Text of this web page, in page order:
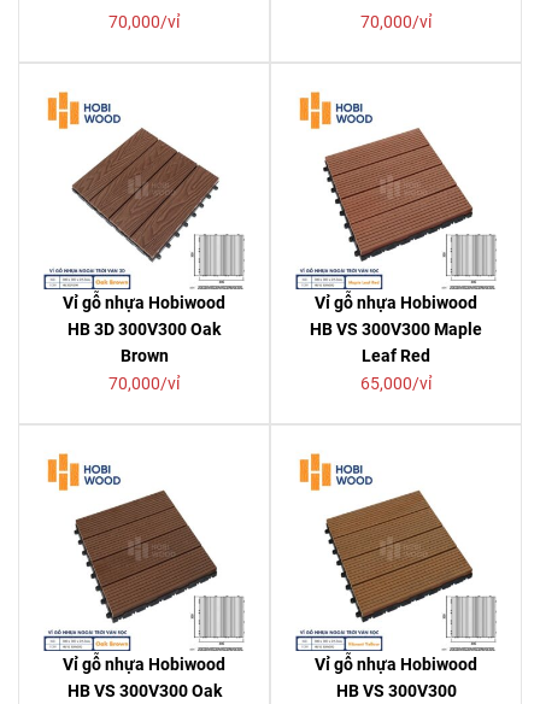
70,000/vỉ
70,000/vỉ
Vỉ gỗ nhựa Hobiwood
HB 3D 300V300 Oak
Brown
70,000/vỉ
Vỉ gỗ nhựa Hobiwood
HB VS 300V300 Maple
Leaf Red
65,000/vỉ
Vỉ gỗ nhựa Hobiwood
HB VS 300V300 Oak
Vỉ gỗ nhựa Hobiwood
HB VS 300V300